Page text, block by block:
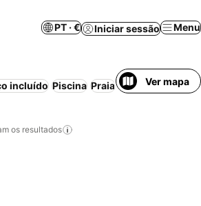
PT · € Iniciar sessão Menu
incluído Piscina Praia Ar condicionado
Ver mapa
os resultados